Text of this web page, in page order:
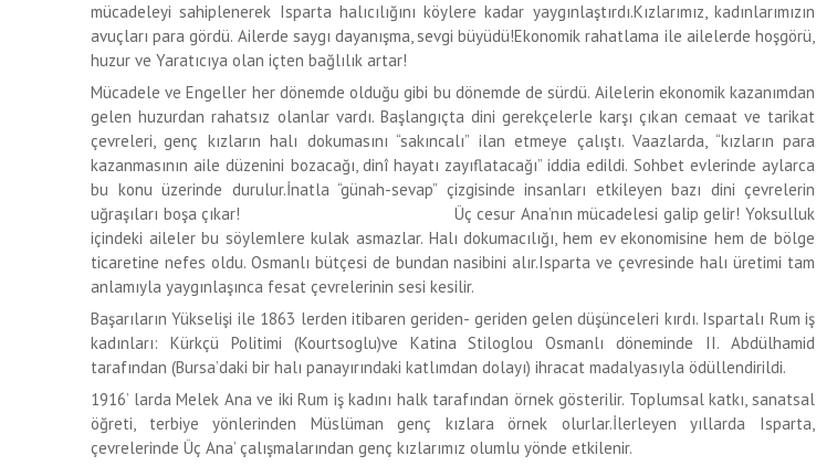
mücadeleyi sahiplenerek Isparta halıcılığını köylere kadar yaygınlaştırdı.Kızlarımız, kadınlarımızın
avuçları para gördü. Ailerde saygı dayanışma, sevgi büyüdü!Ekonomik rahatlama ile ailelerde hoşgörü,
huzur ve Yaratıcıya olan içten bağlılık artar!
Mücadele ve Engeller her dönemde olduğu gibi bu dönemde de sürdü. Ailelerin ekonomik kazanımdan
gelen huzurdan rahatsız olanlar vardı. Başlangıçta dini gerekçelerle karşı çıkan cemaat ve tarikat
çevreleri, genç kızların halı dokumasını “sakıncalı” ilan etmeye çalıştı. Vaazlarda, “kızların para
kazanmasının aile düzenini bozacağı, dinî hayatı zayıflatacağı” iddia edildi. Sohbet evlerinde aylarca
bu konu üzerinde durulur.İnatla “günah-sevap” çizgisinde insanları etkileyen bazı dini çevrelerin
uğraşıları boşa çıkar! Üç cesur Ana’nın mücadelesi galip gelir! Yoksulluk
içindeki aileler bu söylemlere kulak asmazlar. Halı dokumacılığı, hem ev ekonomisine hem de bölge
ticaretine nefes oldu. Osmanlı bütçesi de bundan nasibini alır.Isparta ve çevresinde halı üretimi tam
anlamıyla yaygınlaşınca fesat çevrelerinin sesi kesilir.
Başarıların Yükselişi ile 1863 lerden itibaren geriden- geriden gelen düşünceleri kırdı. Ispartalı Rum iş
kadınları: Kürkçü Politimi (Kourtsoglu)ve Katina Stiloglou Osmanlı döneminde II. Abdülhamid
tarafından (Bursa’daki bir halı panayırındaki katlımdan dolayı) ihracat madalyasıyla ödüllendirildi.
1916’ larda Melek Ana ve iki Rum iş kadını halk tarafından örnek gösterilir. Toplumsal katkı, sanatsal
öğreti, terbiye yönlerinden Müslüman genç kızlara örnek olurlar.İlerleyen yıllarda Isparta,
çevrelerinde Üç Ana’ çalışmalarından genç kızlarımız olumlu yönde etkilenir.